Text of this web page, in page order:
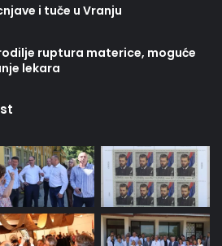
i tuče u Vranju
ruptura materice, moguće
lekara